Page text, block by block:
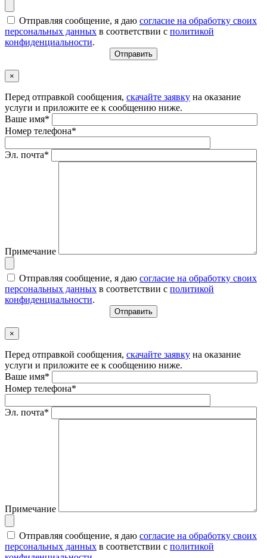
Отправляя сообщение, я даю согласие на обработку своих
персональных данных в соответствии с политикой
конфиденциальности.
×
Перед отправкой сообщения, скачайте заявку на оказание
услуги и приложите ее к сообщению ниже.
Ваше имя*
Номер телефона*
Эл. почта*
Примечание
Отправляя сообщение, я даю согласие на обработку своих
персональных данных в соответствии с политикой
конфиденциальности.
×
Перед отправкой сообщения, скачайте заявку на оказание
услуги и приложите ее к сообщению ниже.
Ваше имя*
Номер телефона*
Эл. почта*
Примечание
Отправляя сообщение, я даю согласие на обработку своих
персональных данных в соответствии с политикой